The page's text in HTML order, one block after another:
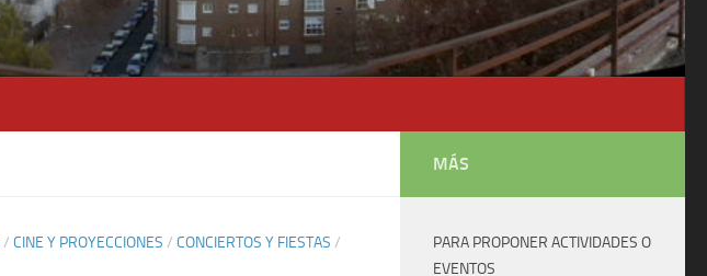
/ CINE Y PROYECCIONES / CONCIERTOS Y FIESTAS /
MÁS
PARA PROPONER ACTIVIDADES O
EVENTOS